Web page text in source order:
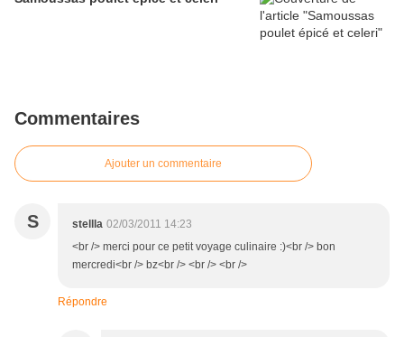
Commentaires
Ajouter un commentaire
S stellla 02/03/2011 14:23
<br /> merci pour ce petit voyage culinaire :)<br /> bon
mercredi<br /> bz<br /> <br /> <br />
Répondre